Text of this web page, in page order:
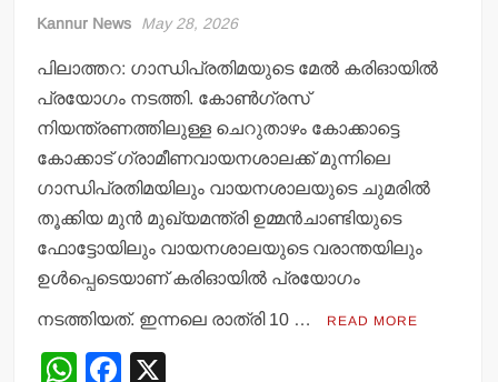
Kannur News May 28, 2026
പിലാത്തറ: ഗാന്ധിപ്രതിമയുടെ മേല്‍ കരിഓയില്‍
പ്രയോഗം നടത്തി. കോണ്‍ഗ്രസ്
നിയന്ത്രണത്തിലുള്ള ചെറുതാഴം കോക്കാട്ടെ
കോക്കാട് ഗ്രാമീണവായനശാലക്ക് മുന്നിലെ
ഗാന്ധിപ്രതിമയിലും വായനശാലയുടെ ചുമരില്‍
തൂക്കിയ മുന്‍ മുഖ്യമന്ത്രി ഉമ്മന്‍ചാണ്ടിയുടെ
ഫോട്ടോയിലും വായനശാലയുടെ വരാന്തയിലും
ഉള്‍പ്പെടെയാണ് കരിഓയില്‍ പ്രയോഗം
നടത്തിയത്. ഇന്നലെ രാത്രി 10 … READ MORE
W F